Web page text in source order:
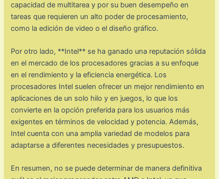
capacidad de multitarea y por su buen desempeño en
tareas que requieren un alto poder de procesamiento,
como la edición de video o el diseño gráfico.
Por otro lado, **Intel** se ha ganado una reputación sólida
en el mercado de los procesadores gracias a su enfoque
en el rendimiento y la eficiencia energética. Los
procesadores Intel suelen ofrecer un mejor rendimiento en
aplicaciones de un solo hilo y en juegos, lo que los
convierte en la opción preferida para los usuarios más
exigentes en términos de velocidad y potencia. Además,
Intel cuenta con una amplia variedad de modelos para
adaptarse a diferentes necesidades y presupuestos.
En resumen, no se puede determinar de manera definitiva